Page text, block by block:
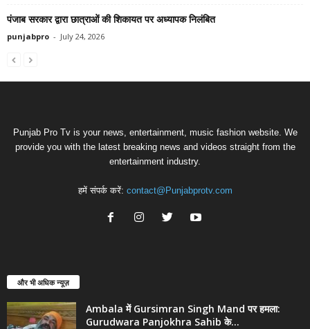
पंजाब सरकार द्वारा छात्राओं की शिकायत पर अध्यापक निलंबित
punjabpro - July 24, 2026
Punjab Pro Tv is your news, entertainment, music fashion website. We
provide you with the latest breaking news and videos straight from the
entertainment industry.
हमें संपर्क करें: contact@Punjabprotv.com
और भी अधिक न्यूज़
Ambala में Gursimran Singh Mand पर हमला:
Gurudwara Panjokhra Sahib के...